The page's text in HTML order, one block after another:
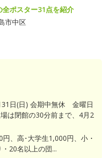
全ポスター31点を紹介
市中区
31日(日) 会期中無休 金曜日
は閉館の30分前まで、4月2
、高･大学生1,000円、小・
20名以上の団...